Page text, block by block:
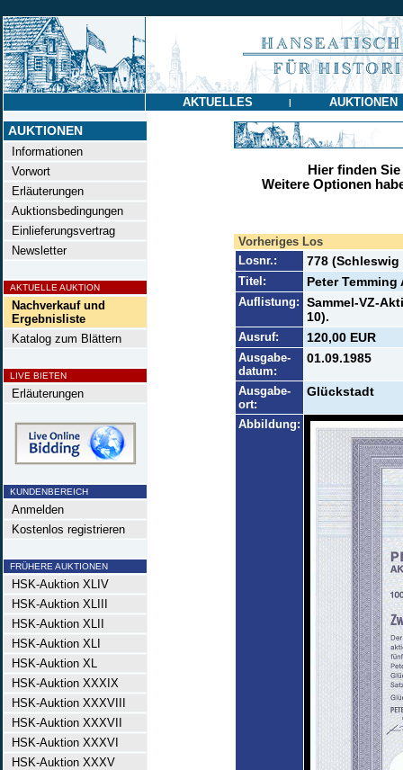
AKTUELLES | AUKTIONEN
AUKTIONEN
Informationen
Vorwort
Erläuterungen
Auktionsbedingungen
Einlieferungsvertrag
Newsletter
AKTUELLE AUKTION
Nachverkauf und
Ergebnisliste
Katalog zum Blättern
LIVE BIETEN
Erläuterungen
KUNDENBEREICH
Anmelden
Kostenlos registrieren
FRÜHERE AUKTIONEN
HSK-Auktion XLIV
HSK-Auktion XLIII
HSK-Auktion XLII
HSK-Auktion XLI
HSK-Auktion XL
HSK-Auktion XXXIX
HSK-Auktion XXXVIII
HSK-Auktion XXXVII
HSK-Auktion XXXVI
HSK-Auktion XXXV
Hier finden
Weitere Optionen
Vorheriges Los
Losnr.:
778
Titel: Peter Temming
Auflistung: Sammel-VZ-
10).
Ausruf: 120,00 EUR
Ausgabe-
datum:
01.09.1985
Ausgabe-
ort:
Glückstadt
Abbildung: